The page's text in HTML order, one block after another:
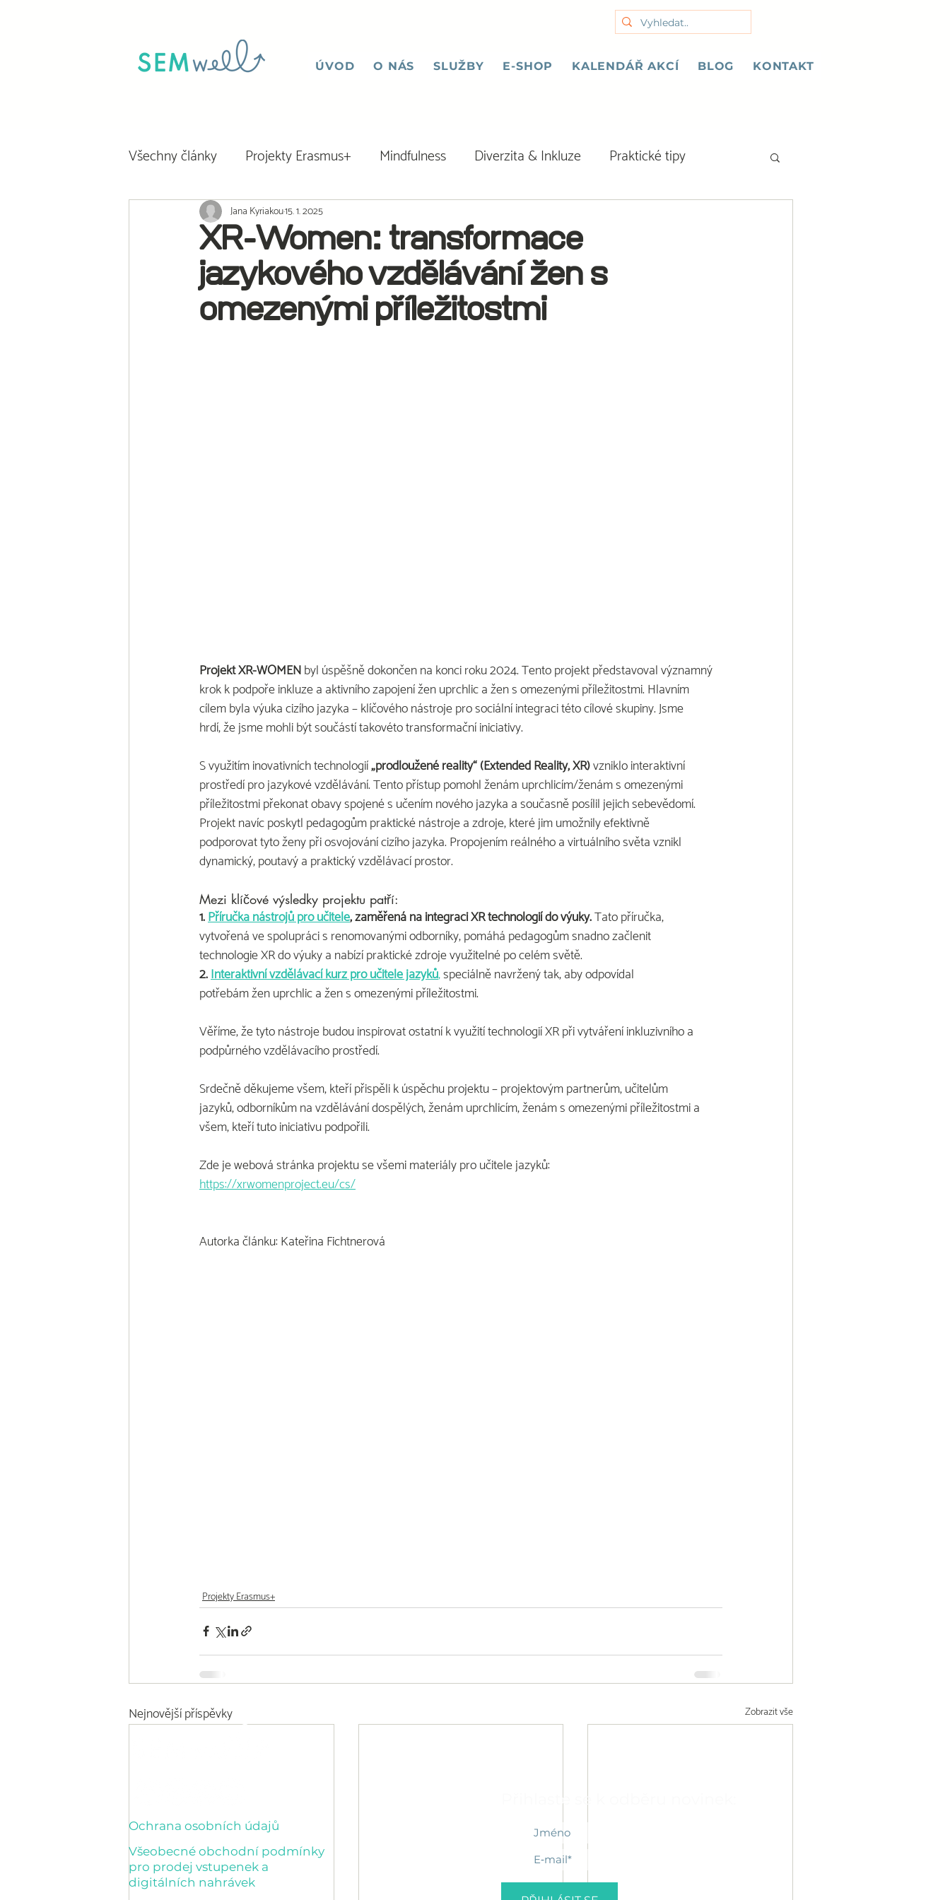
ÚVOD O NÁS SLUŽBY E-SHOP KALENDÁŘ AKCÍ BLOG KONTAKT
Všechny články Projekty Erasmus+ Mindfulness Diverzita & Inkluze Praktické tipy
XR-Women: transformace
jazykového vzdělávání žen s
omezenými příležitostmi
Jana Kyriakou15. 1. 2025
Projekt XR-WOMEN byl úspěšně dokončen na konci roku 2024. Tento projekt představoval významný
krok k podpoře inkluze a aktivního zapojení žen uprchlic a žen s omezenými příležitostmi. Hlavním
cílem byla výuka cizího jazyka – klíčového nástroje pro sociální integraci této cílové skupiny. Jsme
hrdí, že jsme mohli být součástí takovéto transformační iniciativy.
S využitím inovativních technologií „prodloužené reality“ (Extended Reality, XR) vzniklo interaktivní
prostředí pro jazykové vzdělávání. Tento přístup pomohl ženám uprchlicím/ženám s omezenými
příležitostmi překonat obavy spojené s učením nového jazyka a současně posílil jejich sebevědomí.
Projekt navíc poskytl pedagogům praktické nástroje a zdroje, které jim umožnily efektivně
podporovat tyto ženy při osvojování cizího jazyka. Propojením reálného a virtuálního světa vznikl
dynamický, poutavý a praktický vzdělávací prostor.
Mezi klíčové výsledky projektu patří:
1. Příručka nástrojů pro učitele, zaměřená na integraci XR technologií do výuky. Tato příručka,
vytvořená ve spolupráci s renomovanými odborníky, pomáhá pedagogům snadno začlenit
technologie XR do výuky a nabízí praktické zdroje využitelné po celém světě.
2. Interaktivní vzdělávací kurz pro učitele jazyků, speciálně navržený tak, aby odpovídal
potřebám žen uprchlic a žen s omezenými příležitostmi.
Věříme, že tyto nástroje budou inspirovat ostatní k využití technologií XR při vytváření inkluzivního a
podpůrného vzdělávacího prostředí.
Srdečně děkujeme všem, kteří přispěli k úspěchu projektu – projektovým partnerům, učitelům
jazyků, odborníkům na vzdělávání dospělých, ženám uprchlicím, ženám s omezenými příležitostmi a
všem, kteří tuto iniciativu podpořili.
Zde je webová stránka projektu se všemi materiály pro učitele jazyků:
https://xrwomenproject.eu/cs/
Autorka článku: Kateřina Fichtnerová
Projekty Erasmus+
Nejnovější příspěvky Zobrazit vše
Ochrana osobních údajů
Všeobecné obchodní podmínky
pro prodej vstupenek a
digitálních nahrávek
Přihlaste se k odběru novinek: